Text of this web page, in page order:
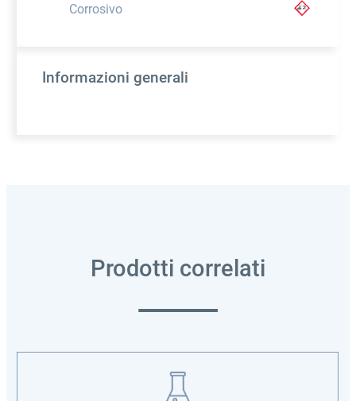
Corrosivo
Informazioni generali
Prodotti correlati